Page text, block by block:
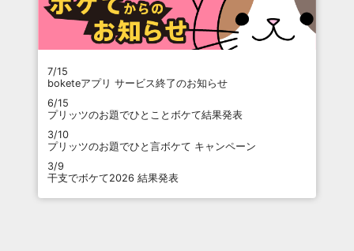
7/15
boketeアプリ サービス終了のお知らせ
6/15
プリッツのお題でひとことボケて結果発表
3/10
プリッツのお題でひと言ボケて キャンペーン
3/9
干支でボケて2026 結果発表